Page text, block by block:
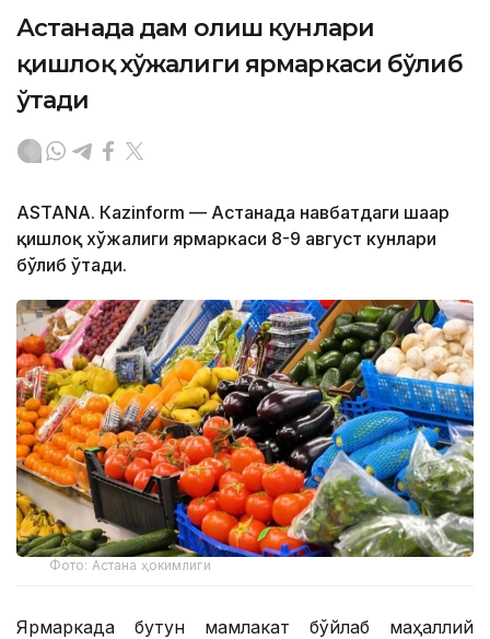
Астанада дам олиш кунлари
қишлоқ хўжалиги ярмаркаси бўлиб
ўтади
ASTANА. Кazinform — Астанада навбатдаги шаҳар
қишлоқ хўжалиги ярмаркаси 8-9 август кунлари
бўлиб ўтади.
Фото: Астана ҳокимлиги
Ярмаркада бутун мамлакат бўйлаб маҳаллий